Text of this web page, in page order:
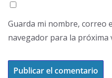
Guarda mi nombre, correo
navegador para la próxima